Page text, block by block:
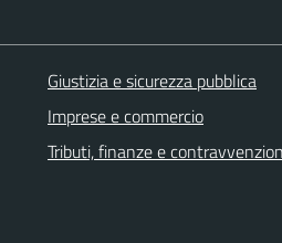
Giustizia e sicurezza pubblica
Imprese e commercio
Tributi, finanze e